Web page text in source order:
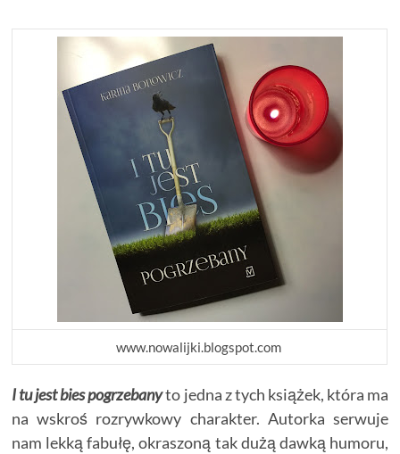
www.nowalijki.blogspot.com
I tu jest bies pogrzebanyto jedna z tych książek, która ma
na wskroś rozrywkowy charakter. Autorka serwuje
nam lekką fabułę, okraszoną tak dużą dawką humoru,